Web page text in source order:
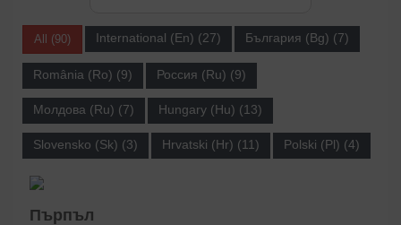
All (90) International (En) (27) България (Bg) (7)
România (Ro) (9) Россия (Ru) (9)
Молдова (Ru) (7) Hungary (Hu) (13)
Slovensko (Sk) (3) Hrvatski (Hr) (11) Polski (Pl) (4)
Пърпъл